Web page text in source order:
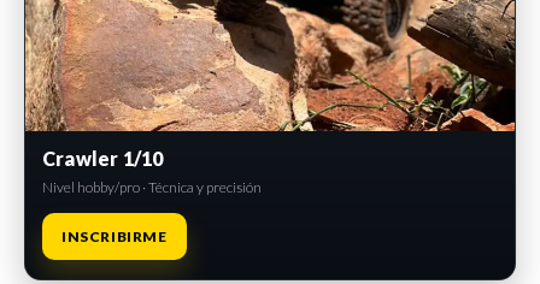
Crawler 1/10
Nivel hobby/pro · Técnica y precisión
INSCRIBIRME